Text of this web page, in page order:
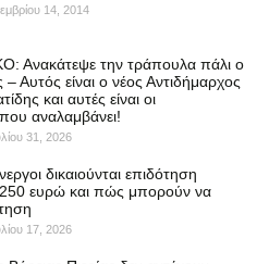
14, 2014
Ανακάτεψε την τράπουλα πάλι ο
Αυτός είναι ο νέος Αντιδήμαρχος
και αυτές είναι οι
αναλαμβάνει!
31, 2026
δικαιούνται επιδότηση
ευρώ και πώς μπορούν να
17, 2026